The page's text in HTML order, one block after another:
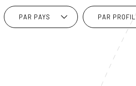
PAR PAYS PAR PROFIL